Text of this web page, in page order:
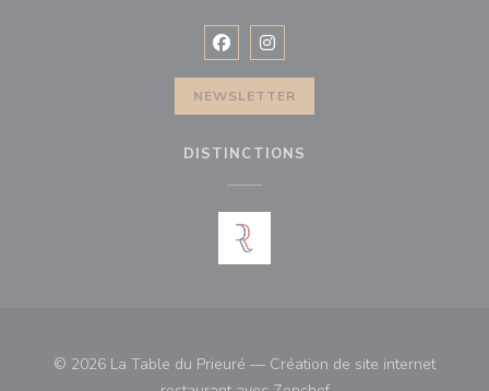
Facebook ((ouvre une nouvelle
Instagram ((ouvre une
NEWSLETTER
DISTINCTIONS
© 2026 La Table du Prieuré — Création de site internet